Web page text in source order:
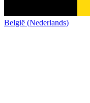
België (Nederlands)